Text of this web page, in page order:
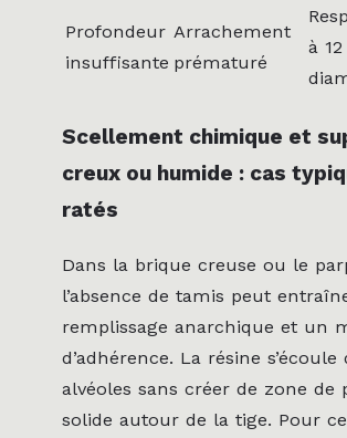
Profondeur
insuffisante
Arrachement
prématuré
à
Scellement chimique et
creux ou humide : cas
ratés
Dans la brique creuse ou le
l’absence de tamis peut
remplissage anarchique et un
d’adhérence. La résine s’écoule
alvéoles sans créer de zone de
solide autour de la tige. Pour